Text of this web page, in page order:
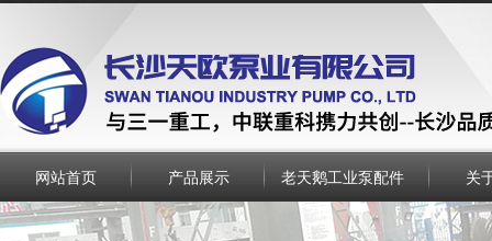
网站首页 产品展示 老天鹅工业泵配件 关